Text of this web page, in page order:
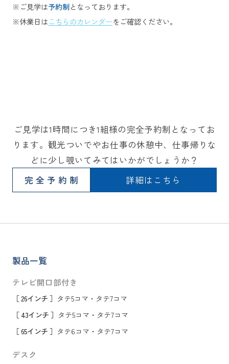
※ご見学は予約制となっております。
※休業日はこちらのカレンダーをご確認ください。
ご見学は1時間につき1組様の完全予約制となってお
ります。観光ついでやお仕事の休憩中、仕事帰りな
どに少し覗いてみてはいかがでしょうか？
完全予約制
詳細はこちら
製品一覧
テレビ開口部付き
［ 26インチ ］ タテ5コマ ・ タテ7コマ
［ 43インチ ］ タテ5コマ ・ タテ7コマ
［ 65インチ ］ タテ6コマ ・ タテ7コマ
デスク